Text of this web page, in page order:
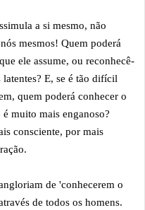
a si mesmo, não
mesmos! Quem poderá
ele assume, ou reconhecê-
E, se é tão difícil
quem poderá conhecer o
muito mais enganoso?
consciente, por mais
de 'conhecerem o
de todos os homens.